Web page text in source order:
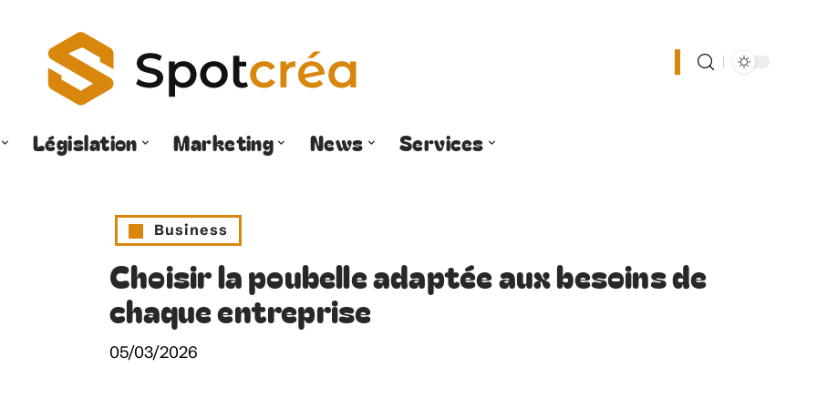
Législation Marketing News Services
Business
Choisir la poubelle adaptée aux besoins de
chaque entreprise
05/03/2026